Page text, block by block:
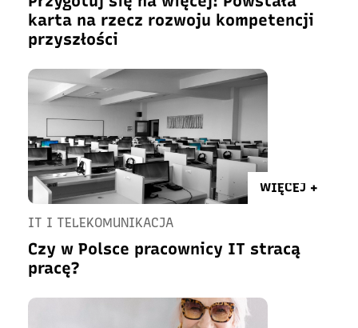
karta na rzecz rozwoju kompetencji
przyszłości
WIĘCEJ +
IT I TELEKOMUNIKACJA
Czy w Polsce pracownicy IT stracą
pracę?